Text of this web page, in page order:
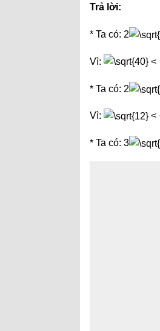
Trả lời:
* Ta có: 2
Vì: <
* Ta có: 2
Vì: <
* Ta có: 3